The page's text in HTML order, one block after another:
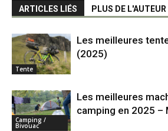
ARTICLES LIÉS PLUS DE L'AUTEUR
Tente
Les meilleures
(2025)
Camping /
Bivouac
Les meilleures
camping en 2025 –